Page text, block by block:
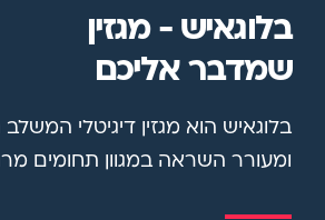
בלוגאיש - מגזין
שמדבר אליכם
בלוגאיש הוא מגזין דיגיטלי המשלב
ומעורר השראה במגוון תחומים